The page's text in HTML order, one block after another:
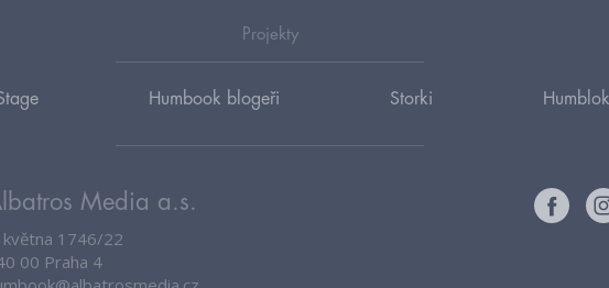
Projekty
Humbook blogeři Storki Humblok
Media a.s.
května 1746/22
00 Praha 4